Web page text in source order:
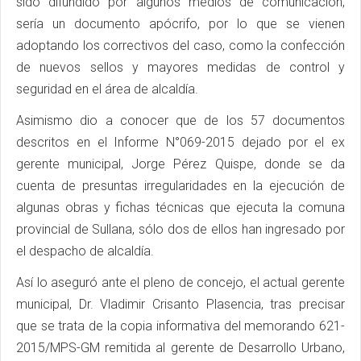
sería un documento apócrifo, por lo que se vienen
adoptando los correctivos del caso, como la confección
de nuevos sellos y mayores medidas de control y
seguridad en el área de alcaldía.
Asimismo dio a conocer que de los 57 documentos
descritos en el Informe N°069-2015 dejado por el ex
gerente municipal, Jorge Pérez Quispe, donde se da
cuenta de presuntas irregularidades en la ejecución de
algunas obras y fichas técnicas que ejecuta la comuna
provincial de Sullana, sólo dos de ellos han ingresado por
el despacho de alcaldía.
Así lo aseguró ante el pleno de concejo, el actual gerente
municipal, Dr. Vladimir Crisanto Plasencia, tras precisar
que se trata de la copia informativa del memorando 621-
2015/MPS-GM remitida al gerente de Desarrollo Urbano,